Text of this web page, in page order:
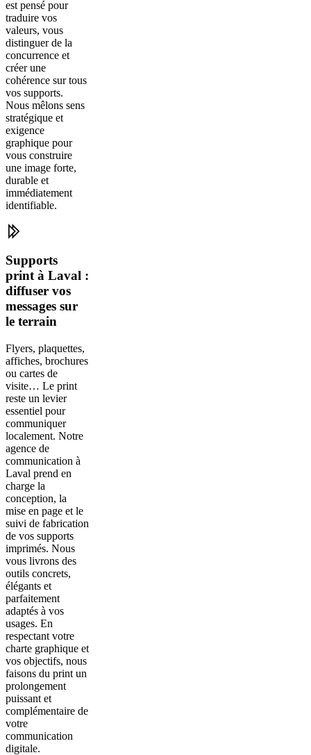
est pensé pour
traduire vos
valeurs, vous
distinguer de la
concurrence et
créer une
cohérence sur tous
vos supports.
Nous mêlons sens
stratégique et
exigence
graphique pour
vous construire
une image forte,
durable et
immédiatement
identifiable.
Supports
print à Laval :
diffuser vos
messages sur
le terrain
Flyers, plaquettes,
affiches, brochures
ou cartes de
visite… Le print
reste un levier
essentiel pour
communiquer
localement. Notre
agence de
communication à
Laval prend en
charge la
conception, la
mise en page et le
suivi de fabrication
de vos supports
imprimés. Nous
vous livrons des
outils concrets,
élégants et
parfaitement
adaptés à vos
usages. En
respectant votre
charte graphique et
vos objectifs, nous
faisons du print un
prolongement
puissant et
complémentaire de
votre
communication
digitale.